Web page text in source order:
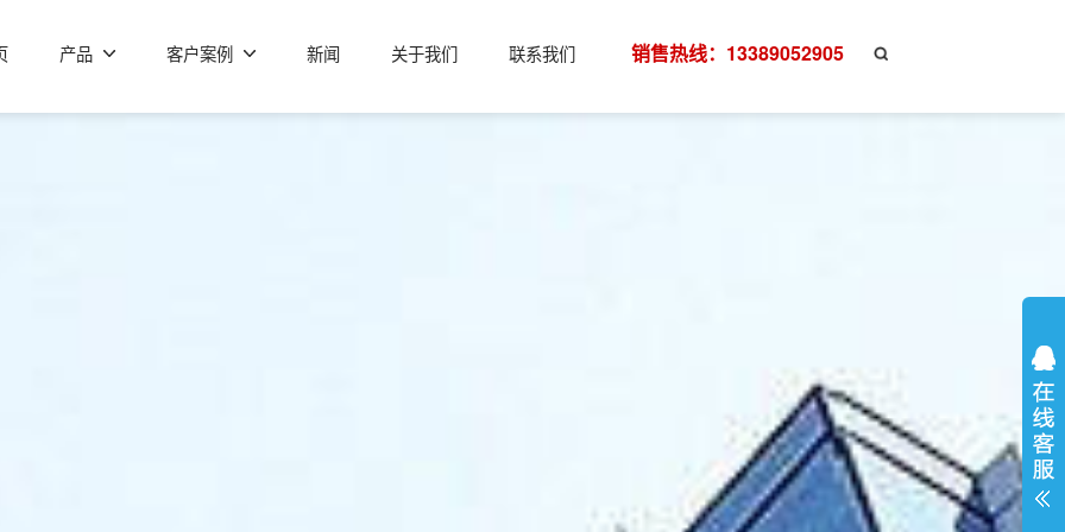
销售热线：13389052905
产品 客户案例 新闻 关于我们 联系我们